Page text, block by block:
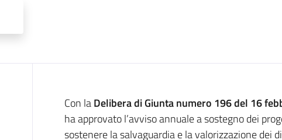
Descrizione
Con laDelibera di Giunta numero 196 del 16
ha approvato l’avviso annuale a sostegno dei
sostenere la salvaguardia e la valorizzazione dei